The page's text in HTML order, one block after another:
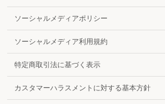
ソーシャルメディアポリシー
ソーシャルメディア利用規約
特定商取引法に基づく表示
カスタマーハラスメントに対する基本方針